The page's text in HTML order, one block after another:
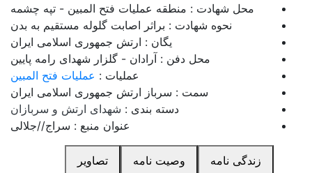
محل شهادت : منطقه عملیات فتح المبین - تپه چشمه
نحوه شهادت : براثر اصابت گلوله مستقیم به بدن
یگان : ارتش جمهوری اسلامی ایران
محل دفن : آرادان - گلزار شهدای رامه پایین
عملیات : عملیات فتح المبین
سمت : سرباز ارتش جمهوری اسلامی ایران
دسته بندی : شهدای ارتش و سربازان
عنوان منبع : سراج//جلالی
زندگی نامه وصیت نامه تصاویر